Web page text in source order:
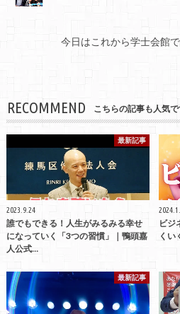
今日はこれから学士会館
RECOMMEND こちらの記事も人気で
最新記事
2023.9.24
誰でもできる！人生がみるみる幸せ
になっていく「3つの習慣」｜鴨頭嘉
人公式…
ビジ
くい
最新記事